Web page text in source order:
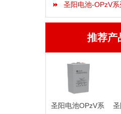
圣阳电池-OPzV系
推荐产
圣阳电池OPzV系